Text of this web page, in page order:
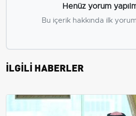
Henüz yorum
Bu içerik hakkında ilk
İLGİLİ HABERLER